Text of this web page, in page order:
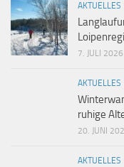
AKTUELLES
7. JULI 2026
AKTUELLES
ruhige
20. JUNI
AKTUELLES